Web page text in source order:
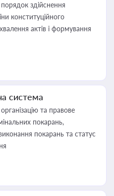
здійснення
конституційного
актів і формування
система
та правове
покарань,
покарань та статус